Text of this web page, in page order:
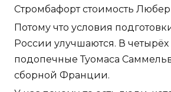
Стромбафорт стоимость
Потому что условия
России улучшаются. В четырёх
подопечные Туомаса
сборной Франции.